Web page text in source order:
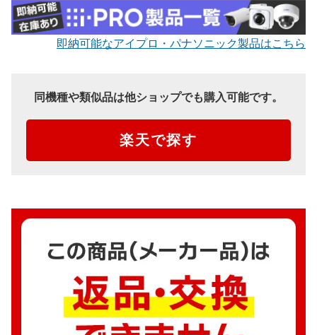
即納可能なアイプロ・パナソニック製品はこちら
同機種や類似品は他ショップでも購入可能です。
楽天で探す